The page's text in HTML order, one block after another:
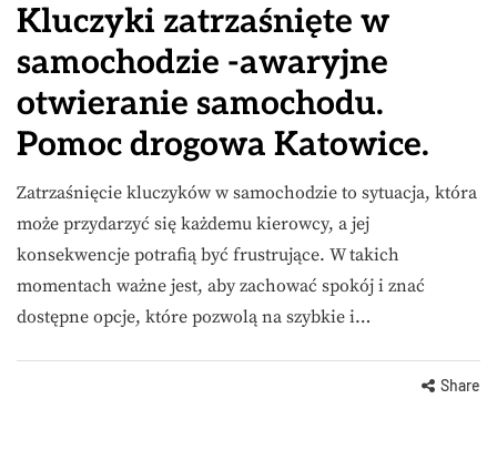
Kluczyki zatrzaśnięte w
samochodzie -awaryjne
otwieranie samochodu.
Pomoc drogowa Katowice.
Zatrzaśnięcie kluczyków w samochodzie to sytuacja, która
może przydarzyć się każdemu kierowcy, a jej
konsekwencje potrafią być frustrujące. W takich
momentach ważne jest, aby zachować spokój i znać
dostępne opcje, które pozwolą na szybkie i…
Share